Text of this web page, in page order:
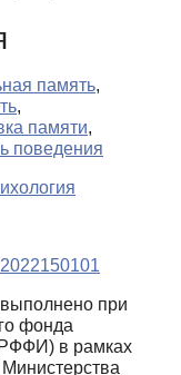
память,
,
памяти,
поведения
при
фонда
в рамках